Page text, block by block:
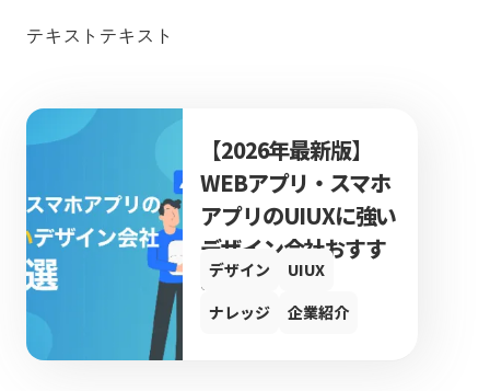
テキストテキスト
【2026年最新版】
WEBアプリ・スマホ
アプリのUIUXに強い
デザイン会社おすす
め12選
デザイン
UIUX
ナレッジ
企業紹介